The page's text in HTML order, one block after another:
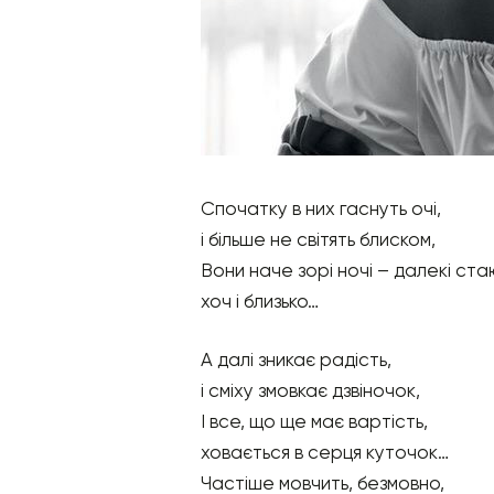
Спочатку в них гаснуть очі,
і більше не світять блиском,
Вони наче зорі ночі – далекі
хоч і близько…
А далі зникає радість,
і сміху змовкає дзвіночок,
І все, що ще має вартість,
ховається в серця куточок…
Частіше мовчить, безмовно,